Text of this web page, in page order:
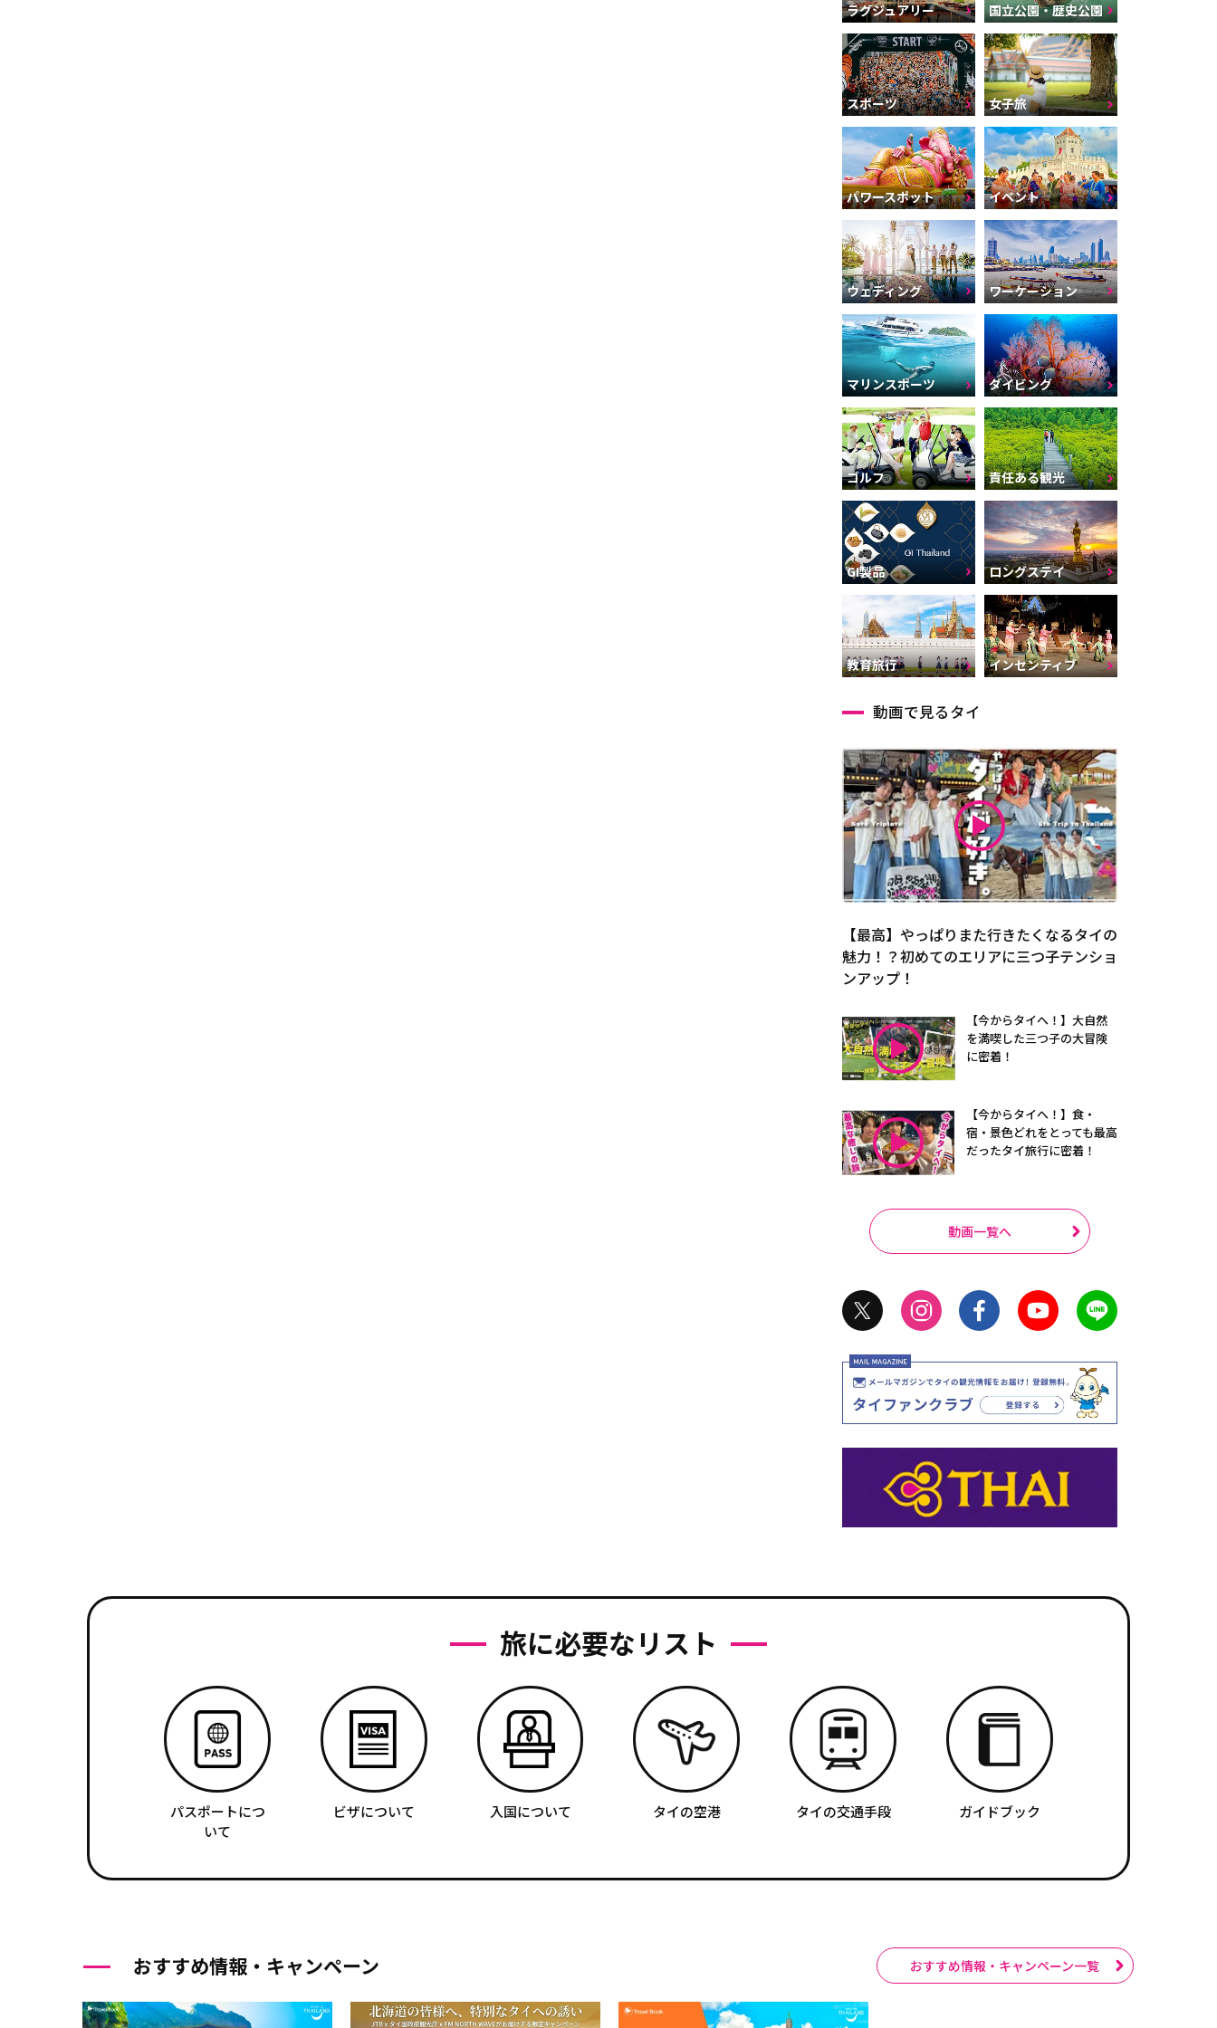
ラグジュアリー 国立公園・歴史公園
スポーツ 女子旅
パワースポット イベント
ウェディング ワーケーション
マリンスポーツ ダイビング
ゴルフ 責任ある観光
GI製品 ロングステイ
教育旅行 インセンティブ
動画で見るタイ
【最高】やっぱりまた行きたくなるタイの
魅力！？初めてのエリアに三つ子テンショ
ンアップ！
【今からタイへ！】大自然
を満喫した三つ子の大冒険
に密着！
【今からタイへ！】食・
宿・景色どれをとっても最高
だったタイ旅行に密着！
動画一覧へ
旅に必要なリスト
パスポートにつ
いて
ビザについて 入国について タイの空港 タイの交通手段 ガイドブック
おすすめ情報・キャンペーン おすすめ情報・キャンペーン一覧